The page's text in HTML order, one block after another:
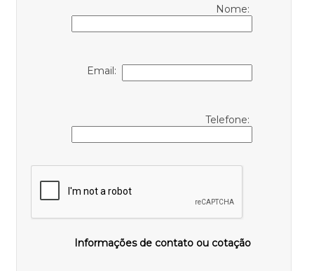
Nome:
Email:
Telefone:
Informações de contato ou cotação